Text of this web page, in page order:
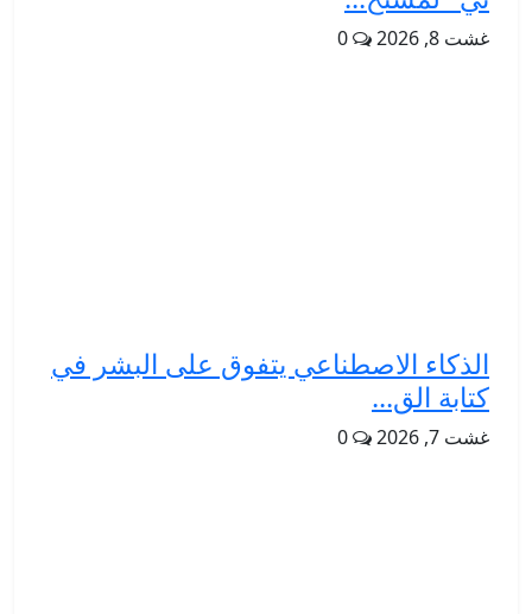
غشت 8, 2026 0
الذكاء الاصطناعي يتفوق على البشر في
كتابة الق...
غشت 7, 2026 0